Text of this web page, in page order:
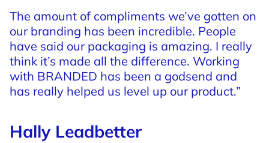
The amount of compliments we’ve gotten on
our branding has been incredible. People
have said our packaging is amazing. I really
think it’s made all the difference. Working
with BRANDED has been a godsend and
has really helped us level up our product.”
Hally Leadbetter